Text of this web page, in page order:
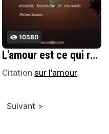
10580
L'amour est ce qui rend la vie vivante, heureuse et nouvelle.
Citation sur l'amour.
Suivant >